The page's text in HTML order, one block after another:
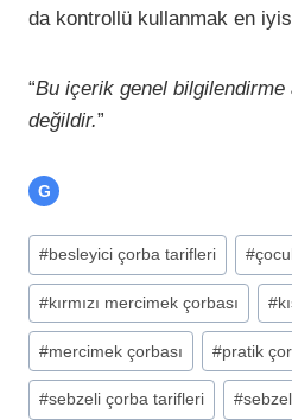
da kontrollü kullanmak en
“Bu içerik genel bilgilendirme
değildir.”
G
#besleyici çorba tarifleri #
#kırmızı mercimek çorbası #
#mercimek çorbası #pratik
#sebzeli çorba tarifleri #